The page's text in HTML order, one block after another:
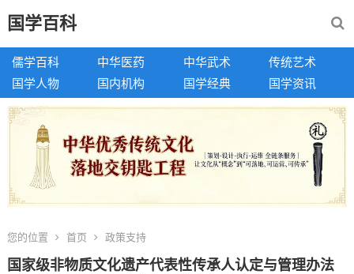
国学百科
儒学百科 中华医药 中华武术
传统艺术
国学人物
国内机构 国学经典 国学资讯
您的位置 首页 政策支持
国家级非物质文化遗产代表性传承人认定与管理办法